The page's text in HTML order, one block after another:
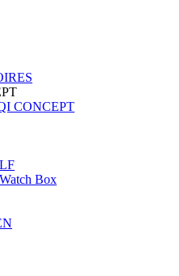
CONCEPT
Box